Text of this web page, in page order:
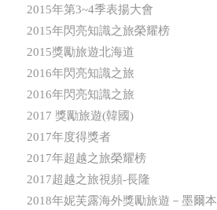
2015年第3~4季表揚大會
2015年閃亮知識之旅榮耀榜
2015獎勵旅遊北海道
2016年閃亮知識之旅
2016年閃亮知識之旅
2017 獎勵旅遊(韓國)
2017年度得獎者
2017年超越之旅榮耀榜
2017超越之旅視頻-長隆
2018年妮芙露海外獎勵旅遊－墨爾本